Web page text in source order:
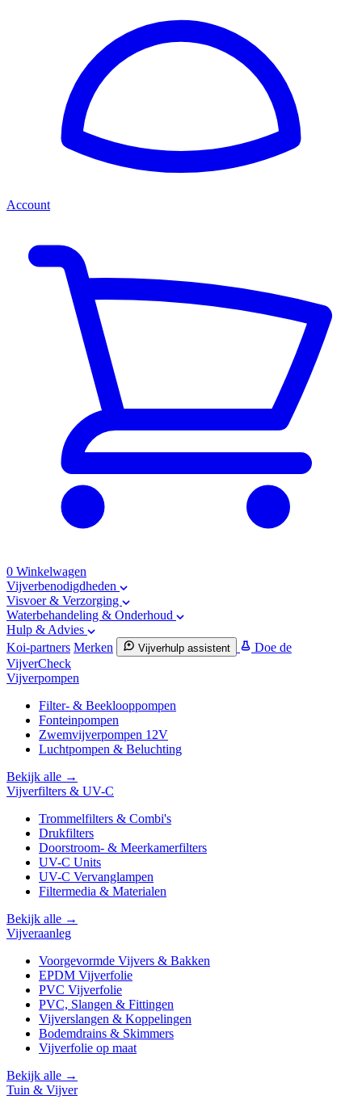
Account
0 Winkelwagen
Vijverbenodigdheden
Visvoer & Verzorging
Waterbehandeling & Onderhoud
Hulp & Advies
Koi-partners Merken Vijverhulp assistent
Doe de
VijverCheck
Vijverpompen
Filter- & Beeklooppompen
Fonteinpompen
Zwemvijverpompen 12V
Luchtpompen & Beluchting
Bekijk alle →
Vijverfilters & UV-C
Trommelfilters & Combi's
Drukfilters
Doorstroom- & Meerkamerfilters
UV-C Units
UV-C Vervanglampen
Filtermedia & Materialen
Bekijk alle →
Vijveraanleg
Voorgevormde Vijvers & Bakken
EPDM Vijverfolie
PVC Vijverfolie
PVC, Slangen & Fittingen
Vijverslangen & Koppelingen
Bodemdrains & Skimmers
Vijverfolie op maat
Bekijk alle →
Tuin & Vijver